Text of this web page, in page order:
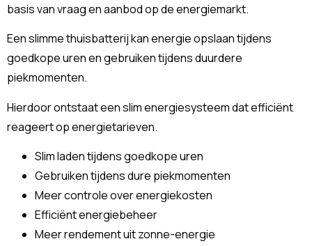
basis van vraag en aanbod op de energiemarkt.
Een slimme thuisbatterij kan energie opslaan tijdens
goedkope uren en gebruiken tijdens duurdere
piekmomenten.
Hierdoor ontstaat een slim energiesysteem dat efficiënt
reageert op energietarieven.
Slim laden tijdens goedkope uren
Gebruiken tijdens dure piekmomenten
Meer controle over energiekosten
Efficiënt energiebeheer
Meer rendement uit zonne-energie